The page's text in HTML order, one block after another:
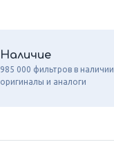
Наличие
985 000 фильтров в наличии,
оригиналы и аналоги